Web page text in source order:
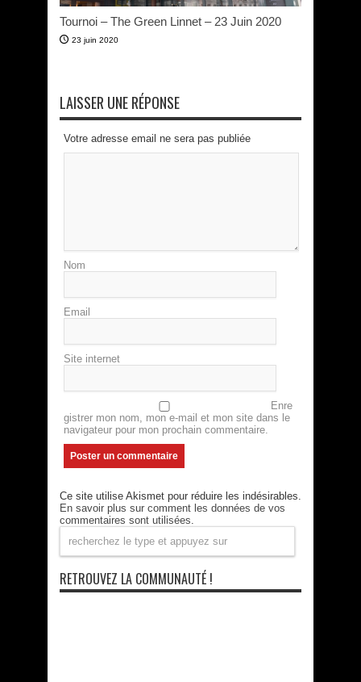
Tournoi – The Green Linnet – 23 Juin 2020
23 juin 2020
LAISSER UNE RÉPONSE
Votre adresse email ne sera pas publiée
Nom
Email
Site internet
Enre
gistrer mon nom, mon e-mail et mon site dans le
navigateur pour mon prochain commentaire.
Ce site utilise Akismet pour réduire les indésirables.
En savoir plus sur comment les données de vos
commentaires sont utilisées.
RETROUVEZ LA COMMUNAUTÉ !